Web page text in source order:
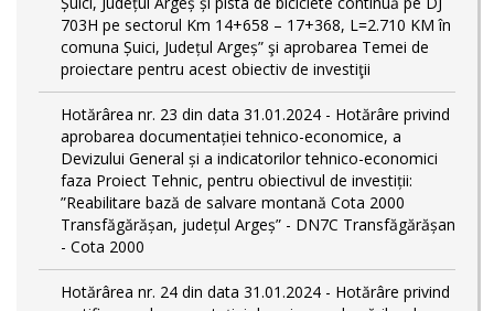
703H pe sectorul Km 14+658 – 17+368, L=2.710 KM în
comuna Șuici, Județul Argeș” şi aprobarea Temei de
proiectare pentru acest obiectiv de investiţii
Hotărârea nr. 23 din data 31.01.2024 - Hotărâre privind
aprobarea documentației tehnico-economice, a
Devizului General și a indicatorilor tehnico-economici
faza Proiect Tehnic, pentru obiectivul de investiții:
”Reabilitare bază de salvare montană Cota 2000
Transfăgărășan, județul Argeș” - DN7C Transfăgărășan
- Cota 2000
Hotărârea nr. 24 din data 31.01.2024 - Hotărâre privind